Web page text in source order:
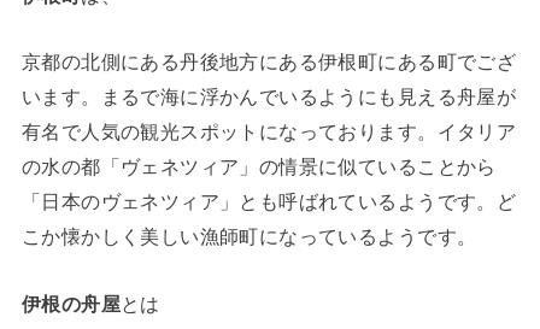
京都の北側にある丹後地方にある伊根町にある町でござ
います。まるで海に浮かんでいるようにも見える舟屋が
有名で人気の観光スポットになっております。イタリア
の水の都「ヴェネツィア」の情景に似ていることから
「日本のヴェネツィア」とも呼ばれているようです。ど
こか懐かしく美しい漁師町になっているようです。
伊根の舟屋とは